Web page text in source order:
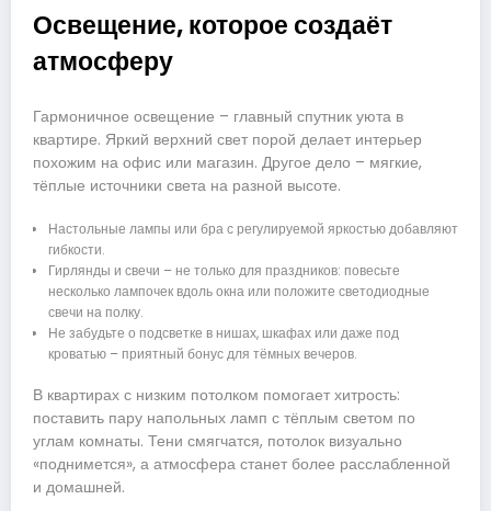
Освещение, которое создаёт
атмосферу
Гармоничное освещение – главный спутник уюта в
квартире. Яркий верхний свет порой делает интерьер
похожим на офис или магазин. Другое дело – мягкие,
тёплые источники света на разной высоте.
Настольные лампы или бра с регулируемой яркостью добавляют
гибкости.
Гирлянды и свечи – не только для праздников: повесьте
несколько лампочек вдоль окна или положите светодиодные
свечи на полку.
Не забудьте о подсветке в нишах, шкафах или даже под
кроватью – приятный бонус для тёмных вечеров.
В квартирах с низким потолком помогает хитрость:
поставить пару напольных ламп с тёплым светом по
углам комнаты. Тени смягчатся, потолок визуально
«поднимется», а атмосфера станет более расслабленной
и домашней.